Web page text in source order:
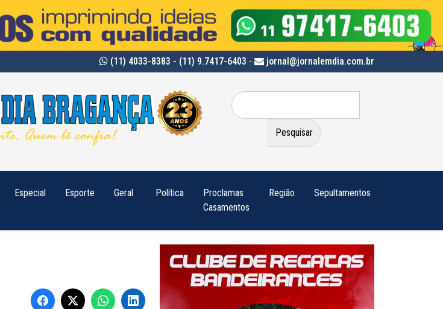
(11) 4033-8383 - (11) 9.7417-6403 - jornal@jornalemdia.com.br
Pesquisar
por:
Especial Esporte Geral Política
Proclamas
Casamentos
Região Sepultamentos